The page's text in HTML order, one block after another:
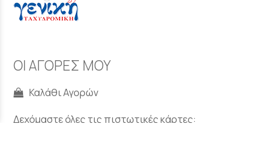
ΟΙ ΑΓΟΡΕΣ ΜΟΥ
Καλάθι Αγορών
Δεχόμαστε όλες τις πιστωτικές κάρτες: